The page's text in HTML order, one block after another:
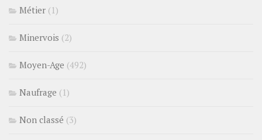
Métier (1)
Minervois (2)
Moyen-Age (492)
Naufrage (1)
Non classé (3)